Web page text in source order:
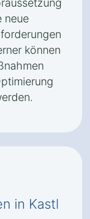
neue
können
in Kastl